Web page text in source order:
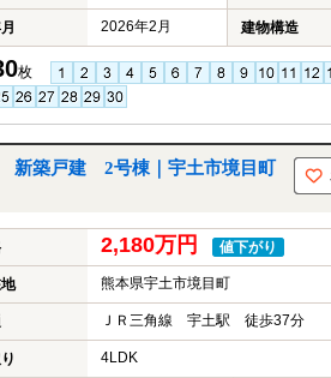
2026年2月 建物構造
枚
新築戸建 2号棟｜宇土市境目町
2,180万円 値下がり
熊本県宇土市境目町
ＪＲ三角線 宇土駅 徒歩37分
4LDK